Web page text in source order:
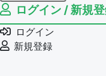
例文の編集権
例文の削除を
審査に対する
決定に必要な
ログイン / 新規
ログイン
新規登録